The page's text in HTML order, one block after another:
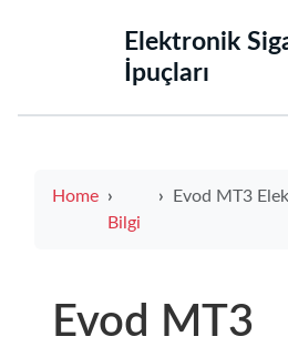
‌Elektronik
İpuçları‌
Home
Bilgi
Evod MT3 Elektronik
Evod MT3